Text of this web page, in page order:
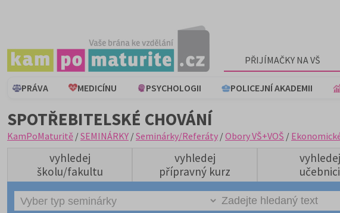
PŘIJÍMAČKY NA VŠ
PRÁVA MEDICÍNU PSYCHOLOGII POLICEJNÍ AKADEMII
SPOTŘEBITELSKÉ CHOVÁNÍ
KamPoMaturitě /SEMINÁRKY /Seminárky/Referáty /Obory VŠ+VOŠ /
vyhledej
školu/fakultu
vyhledej
přípravný kurz
vyhledej
učebnici